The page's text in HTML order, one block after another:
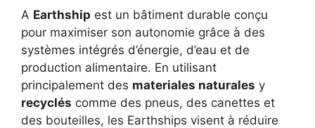
A Earthship est un bâtiment durable conçu
pour maximiser son autonomie grâce à des
systèmes intégrés d’énergie, d’eau et de
production alimentaire. En utilisant
principalement des materiales naturales y
recyclés comme des pneus, des canettes et
des bouteilles, les Earthships visent à réduire